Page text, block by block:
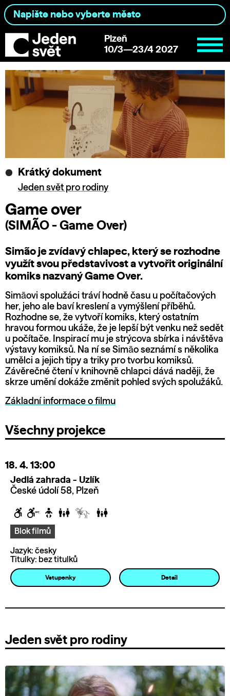
Plzeň
10/3—23/4 2027
Krátký dokument
Jeden svět pro rodiny
Game over
(SIMÃO - Game Over)
Simão je zvídavý chlapec, který se rozhodne
využít svou představivost a vytvořit originální
komiks nazvaný Game Over.
Simãovi spolužáci tráví hodně času u počítačových
her, jeho ale baví kreslení a vymýšlení příběhů.
Rozhodne se, že vytvoří komiks, který ostatním
hravou formou ukáže, že je lepší být venku než sedět
u počítače. Inspirací mu je strýcova sbírka i návštěva
výstavy komiksů. Na ní se Simão seznámí s několika
umělci a jejich tipy a triky pro tvorbu komiksů.
Závěrečné čtení v knihovně chlapci dává naději, že
skrze umění dokáže změnit pohled svých spolužáků.
Základní informace o filmu
Všechny projekce
18. 4. 13:00
Jedlá zahrada - Uzlík
České údolí 58, Plzeň
Blok filmů
Jazyk: česky
Titulky: bez titulků
Vstupenky Detail
Jeden svět pro rodiny